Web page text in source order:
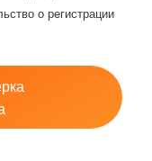
о регистрации